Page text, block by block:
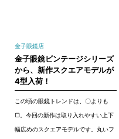
金子眼鏡店
金子眼鏡ビンテージシリーズ
から、新作スクエアモデルが
4型入荷！
この頃の眼鏡トレンドは、〇よりも
▢。今回の新作は取り入れやすい上下
幅広めのスクエアモデルです。丸いフ